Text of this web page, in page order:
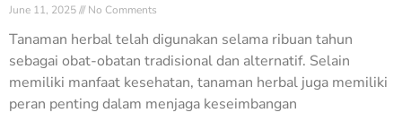
June 11, 2025 No Comments
Tanaman herbal telah digunakan selama ribuan tahun
sebagai obat-obatan tradisional dan alternatif. Selain
memiliki manfaat kesehatan, tanaman herbal juga memiliki
peran penting dalam menjaga keseimbangan